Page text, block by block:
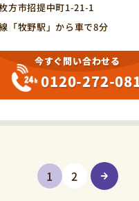
方市招提中町1-21-1
「牧野駅」から車で8分
今すぐ問い合わせる
0120-272-
1 2